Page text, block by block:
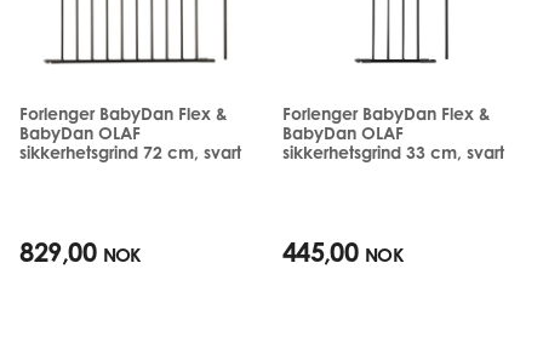
Forlenger BabyDan Flex &
BabyDan OLAF
sikkerhetsgrind 72 cm, svart
829,00 NOK
Forlenger BabyDan Flex &
BabyDan OLAF
sikkerhetsgrind 33 cm, svart
445,00 NOK